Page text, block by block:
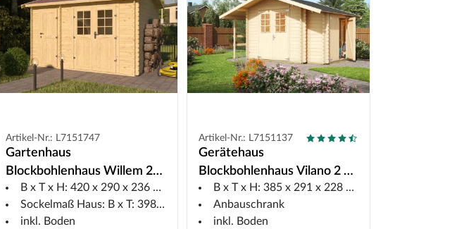
Artikel-Nr.: L7151747
Gartenhaus
Blockbohlenhaus Willem 28
mm naturbelassen
B x T x H: 420 x 290 x 236 cm
Sockelmaß Haus: B x T: 398 x 268 cm
inkl. Boden
Artikel-Nr.: L7151137
Gerätehaus
Blockbohlenhaus Vilano 2 28
mm naturbelassen
B x T x H: 385 x 291 x 228 cm
Anbauschrank
inkl. Boden